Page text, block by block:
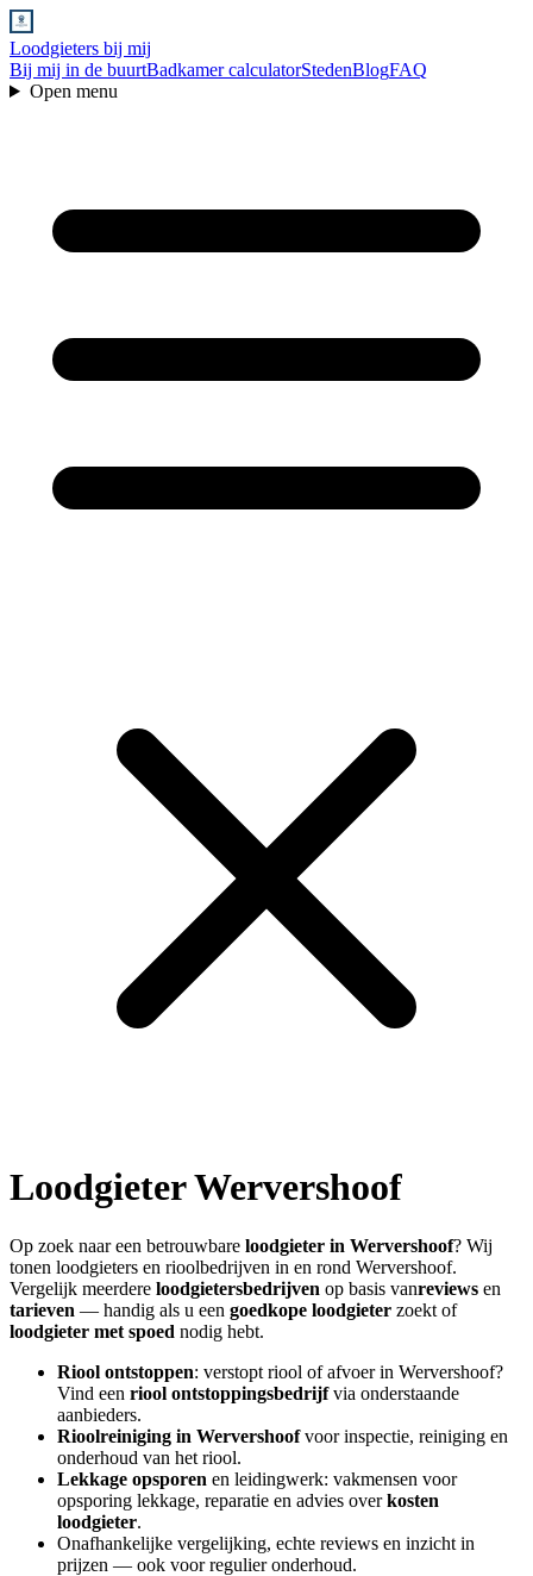
Loodgieters bij mij
Bij mij in de buurtBadkamer calculatorStedenBlogFAQ
Open menu
LoodgieterWervershoof
Op zoek naar een betrouwbare loodgieter in Wervershoof? Wij
tonen loodgieters en rioolbedrijven in en rond Wervershoof.
Vergelijk meerdere loodgietersbedrijven op basis vanreviews en
tarieven — handig als u een goedkope loodgieter zoekt of
loodgieter met spoed nodig hebt.
Riool ontstoppen: verstopt riool of afvoer in Wervershoof?
Vind een riool ontstoppingsbedrijfvia onderstaande
aanbieders.
Rioolreiniging in Wervershoofvoor inspectie, reiniging en
onderhoud van het riool.
Lekkage opsporen en leidingwerk: vakmensen voor
opsporing lekkage, reparatie en advies overkosten
loodgieter.
Onafhankelijke vergelijking, echte reviews en inzicht in
prijzen — ook voor regulier onderhoud.